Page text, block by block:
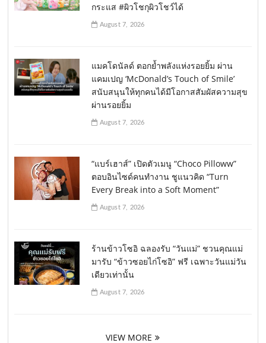
กระแส #ผิวโชกุผิวโชว์ได้
August 7, 2026
แมคโดนัลด์ ตอกย้ำพลังแห่งรอยยิ้ม ผ่าน
แคมเปญ ‘McDonald’s Touch of Smile’
สนับสนุนให้ทุกคนได้มีโอกาสสัมผัสความสุข
ผ่านรอยยิ้ม
August 7, 2026
“แบร์เฮาส์” เปิดตัวเมนู “Choco Pilloww”
ตอบอินไซด์คนทำงาน ชูแนวคิด “Turn
Every Break into a Soft Moment”
August 7, 2026
ร้านข้าวโซอิ ฉลองรับ “วันแม่” ชวนคุณแม่
มารับ “ข้าวซอยไก่โซอิ” ฟรี เฉพาะวันแม่วัน
เดียวเท่านั้น
August 7, 2026
VIEW MORE